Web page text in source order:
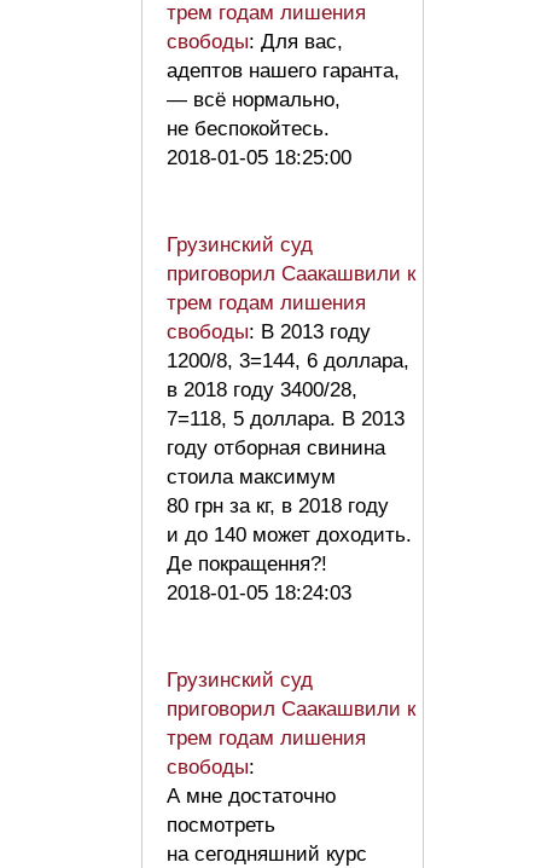
трем годам лишения
свободы: Для вас,
адептов нашего гаранта,
— всё нормально,
не беспокойтесь.
2018-01-05 18:25:00
Грузинский суд
приговорил Саакашвили к
трем годам лишения
свободы: В 2013 году
1200/8, 3=144, 6 доллара,
в 2018 году 3400/28,
7=118, 5 доллара. В 2013
году отборная свинина
стоила максимум
80 грн за кг, в 2018 году
и до 140 может доходить.
Де покращення?!
2018-01-05 18:24:03
Грузинский суд
приговорил Саакашвили к
трем годам лишения
свободы:
А мне достаточно
посмотреть
на сегодняшний курс